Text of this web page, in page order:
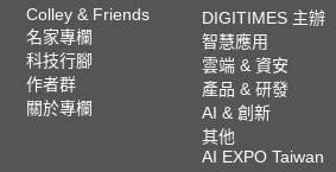
Colley & Friends
名家專欄
科技行腳
作者群
關於專欄
DIGITIMES 主辦
智慧應用
雲端 & 資安
產品 & 研發
AI & 創新
其他
AI EXPO Taiwan